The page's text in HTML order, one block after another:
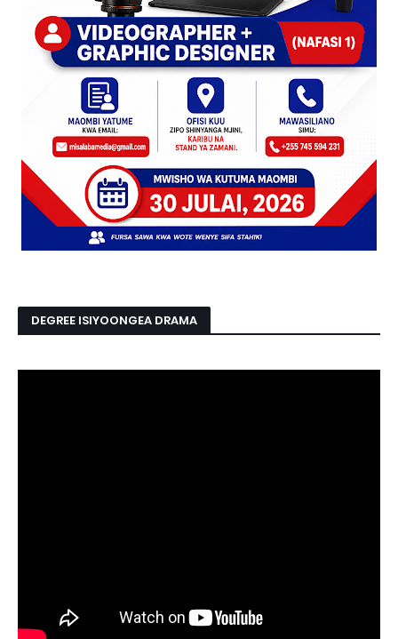
DEGREE ISIYOONGEA DRAMA